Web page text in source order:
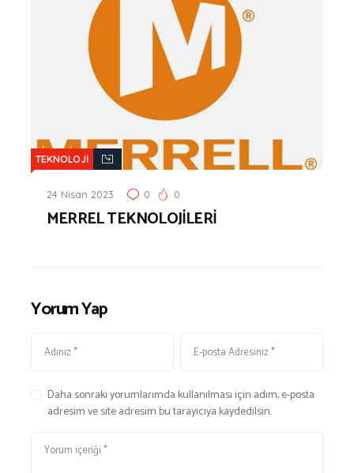
TEKNOLOJİ
24 Nisan 2023 0 0
MERREL TEKNOLOJİLERİ
Yorum Yap
Daha sonraki yorumlarımda kullanılması için adım, e-posta
adresim ve site adresim bu tarayıcıya kaydedilsin.